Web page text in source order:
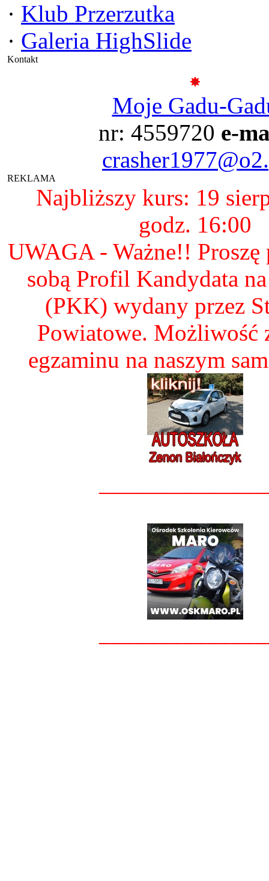
· Klub Przerzutka
· Galeria HighSlide
Kontakt
Moje Gadu-
nr: 4559720 e-
REKLAMA
Najbliższy kurs: 19
godz. 16:00
UWAGA - Ważne!! Proszę
sobą Profil Kandydata
(PKK) wydany przez
Powiatowe. Możliwość
egzaminu na naszym